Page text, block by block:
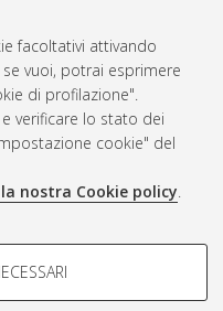
facoltativi attivando
vuoi, potrai esprimere
di profilazione".
verificare lo stato dei
cookie" del
nostra Cookie policy.